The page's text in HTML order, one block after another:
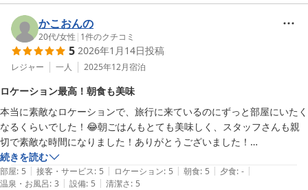
が、私たちが泊まった時は音は気になりませんでした。天気が良かった
ので朝ごはんは外のテラスで海を見ながら食べました！すごく気持ちの
良い朝を迎えることができました。部屋からのオーシャンビューもすご
く素敵で、態々早朝に目覚ましをかけて朝の海をみました(笑)海も綺麗
ですし何より心地が良すぎでチェックアウトするのにバタバタしてしま
いましたが、延長料金を払えば延長できるようでしたので、もし次お泊
まりすることがあれば延長したいです^^;
かこおんの
20代/女性 | 1件のクチコミ
5 2026年1月14日投稿
レジャー 一人 2025年12月宿泊
ロケーション最高！朝食も美味
本当に素敵なロケーションで、旅行に来ているのにずっと部屋にいたく
なるくらいでした！😂朝ごはんもとても美味しく、スタッフさんも親
切で素敵な時間になりました！ありがとうございました！
わかってはいたものの、やっぱりお風呂とパジャマがあったら最高だっ
たな〜と思います！
続きを読む
部屋: 5 | 接客・サービス: 5 | ロケーション: 5 | 朝食: 5 | 夕食: - |
温泉・お風呂: 3 | 設備: 5 | 清潔さ: 5